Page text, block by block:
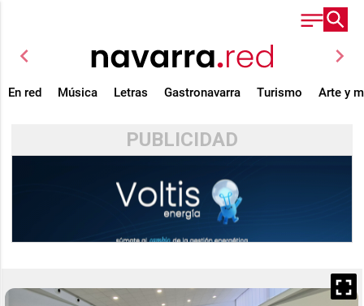
chevron_left chevron_right
En red Música Letras Gastronavarra Turismo Arte y
PUBLICIDAD